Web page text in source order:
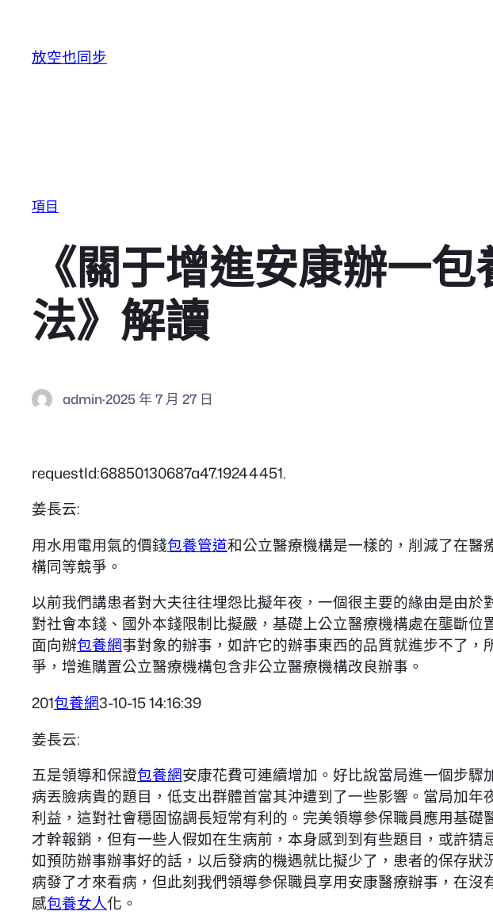
放空也同步
項目
《關于增進安康辦一
法》解讀
admin·2025 年 7 月 27 日
requestId:68850130687a47.19244451.
姜長云:
用水用電用氣的價錢包養管道和公立醫療機構是一樣的，削減了在醫
構同等競爭。
以前我們講患者對大夫往往埋怨比擬年夜，一個很主要的緣由是由
對社會本錢、國外本錢限制比擬嚴，基礎上公立醫療機構處在壟斷
面向辦包養網事對象的辦事，如許它的辦事東西的品質就進步不了
爭，增進購置公立醫療機構包含非公立醫療機構改良辦事。
201包養網3-10-15 14:16:39
姜長云:
五是領導和保證包養網安康花費可連續增加。好比說當局進一個步
病丟臉病貴的題目，低支出群體首當其沖遭到了一些影響。當局加
利益，這對社會穩固協調長短常有利的。完美領導參保職員應用基礎
才幹報銷，但有一些人假如在生病前，本身感到到有些題目，或許猜
如預防辦事辦事好的話，以后發病的機遇就比擬少了，患者的保存
病發了才來看病，但此刻我們領導參保職員享用安康醫療辦事，在
感包養女人化。